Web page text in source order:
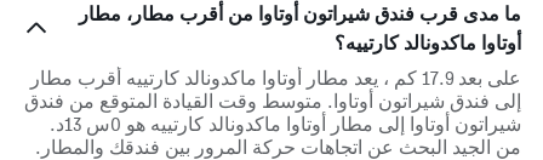
ما مدى قرب فندق شيراتون أوتاوا من أقرب مطار، مطار
أوتاوا ماكدونالد كارتييه؟
على بعد 17.9 كم ، يعد مطار أوتاوا ماكدونالد كارتييه أقرب مطار
إلى فندق شيراتون أوتاوا. متوسط وقت القيادة المتوقع من فندق
شيراتون أوتاوا إلى مطار أوتاوا ماكدونالد كارتييه هو 0س 13د.
من الجيد البحث عن اتجاهات حركة المرور بين فندقك والمطار.